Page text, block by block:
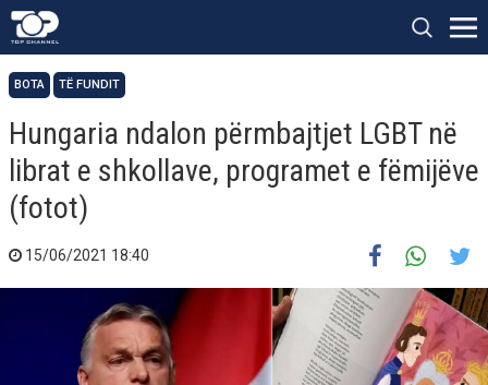
BOTA TË FUNDIT
Hungaria ndalon përmbajtjet LGBT në
librat e shkollave, programet e fëmijëve
(fotot)
15/06/2021 18:40